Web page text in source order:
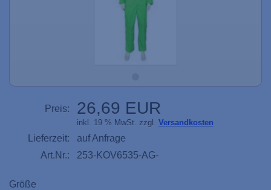
Preis: 26,69 EUR
inkl. 19 % MwSt. zzgl. Versandkosten
Lieferzeit:
auf Anfrage
Art.Nr.:
253-KOV6535-AG-
Größe